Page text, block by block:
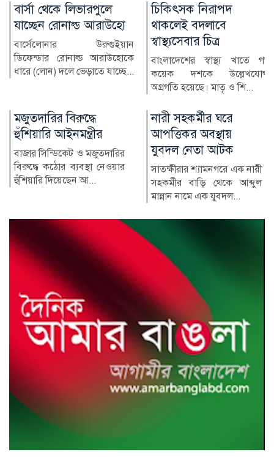
চিকিৎসক নিরাপদ
থাকলেই বদলাবে
স্বাস্থ্যসেবার চিত্র
বাংলাদেশের স্বাস্থ্য খাতে গত
কয়েক দশকে উল্লেখযোগ্য
মুক্তিযুদ্ধ ছিল জনতার যুদ্ধ,
কোনো দলের নয়: রাষ্ট্রপতি
রাষ্ট্রপতি হাফিজ উদ্দিন আহমদ
বলেছেন, ১৯৭১ সালের মহান
মুক্তিযুদ্ধ ছিল জনতার যু...
নারী সহকর্মীর ঘরে
আপত্তিকর অবস্থায়
যুবদল নেতা আটক
সাতক্ষীরার শ্যামনগরে এক নারী
সহকর্মীর বাড়ি থেকে আব্দুল
আলিয়া মাদ্রাসা এলাকায়
সংঘাতের আশঙ্কায় পুলিশ
মোতায়েন
রাজধানীর বকশীবাজারে
সরকারি আলিয়া মাদ্রাসা
এলাকায় নিরাপত্তা জোরদার